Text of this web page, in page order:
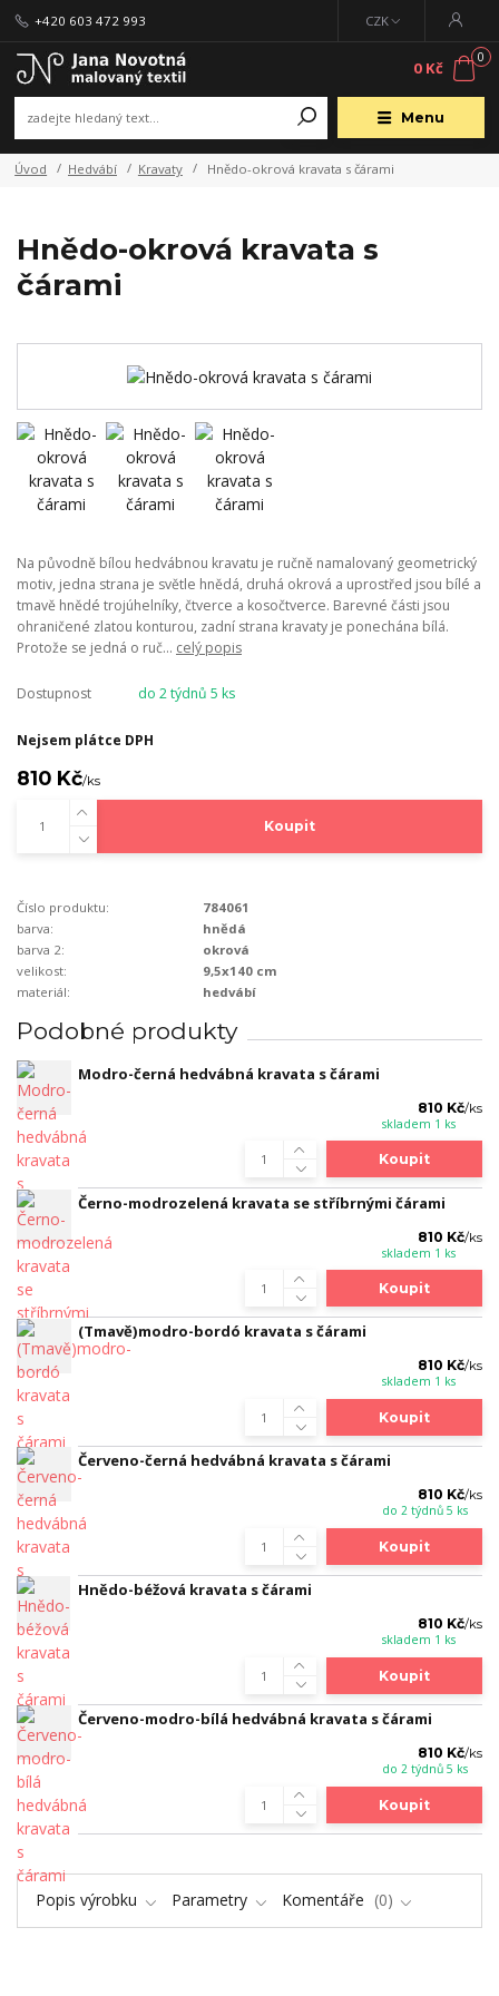
Menu
CZK
+420 603 472 993
0
0 Kč
Úvod Hedvábí Kravaty Hnědo-okrová kravata s čárami
Hnědo-okrová kravata s
čárami
Na původně bílou hedvábnou kravatu je ručně namalovaný geometrický
motiv, jedna strana je světle hnědá, druhá okrová a uprostřed jsou bílé a
tmavě hnědé trojúhelníky, čtverce a kosočtverce. Barevné části jsou
ohraničené zlatou konturou, zadní strana kravaty je ponechána bílá.
Protože se jedná o ruč... celý popis
Dostupnost do 2 týdnů 5 ks
Nejsem plátce DPH
810 Kč/ks
Koupit
Číslo produktu:
784061
barva:
hnědá
barva 2:
okrová
velikost:
9,5x140 cm
materiál:
hedvábí
Podobné produkty
Modro-černá hedvábná kravata s čárami
810 Kč/ks
skladem 1 ks
Koupit
Černo-modrozelená kravata se stříbrnými čárami
810 Kč/ks
skladem 1 ks
Koupit
(Tmavě)modro-bordó kravata s čárami
810 Kč/ks
skladem 1 ks
Koupit
Červeno-černá hedvábná kravata s čárami
810 Kč/ks
do 2 týdnů 5 ks
Koupit
Hnědo-béžová kravata s čárami
810 Kč/ks
skladem 1 ks
Koupit
Červeno-modro-bílá hedvábná kravata s čárami
810 Kč/ks
do 2 týdnů 5 ks
Koupit
Popis výrobku Parametry Komentáře 0